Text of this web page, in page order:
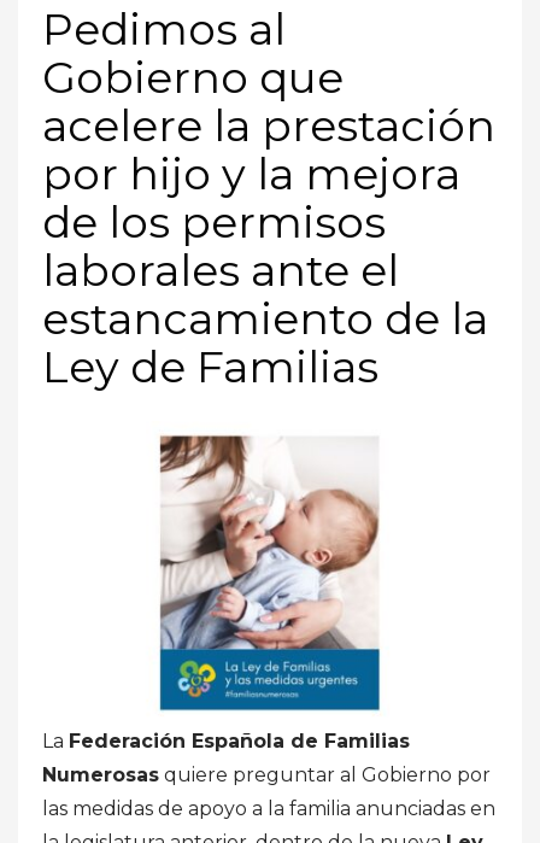
Pedimos al
Gobierno que
acelere la prestación
por hijo y la mejora
de los permisos
laborales ante el
estancamiento de la
Ley de Familias
La Federación Española de Familias
Numerosas quiere preguntar al Gobierno por
las medidas de apoyo a la familia anunciadas en